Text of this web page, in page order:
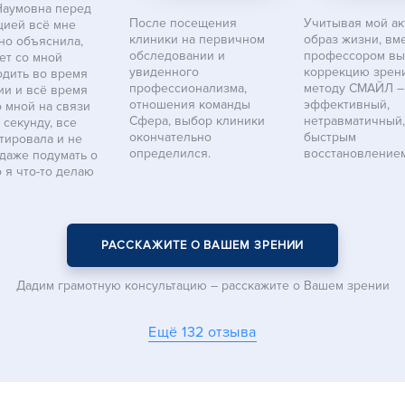
перед
всё мне
объяснила,
со мной
во время
и всё время
мной на связи
все
и не
подумать о
я что-то делаю
После посещения
клиники на первичном
обследовании и
увиденного
профессионализма,
отношения команды
Сфера, выбор клиники
окончательно
определился.
Учитывая мой
образ жизни,
профессором
коррекцию
методу СМАЙЛ –
эффективный,
быстрым
РАССКАЖИТЕ О ВАШЕМ ЗРЕНИИ
Дадим грамотную консультацию – расскажите о Вашем зрении
Ещё 132 отзыва